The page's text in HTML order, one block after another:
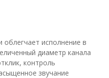
облегчает исполнение в
диаметр канала
контроль
звучание